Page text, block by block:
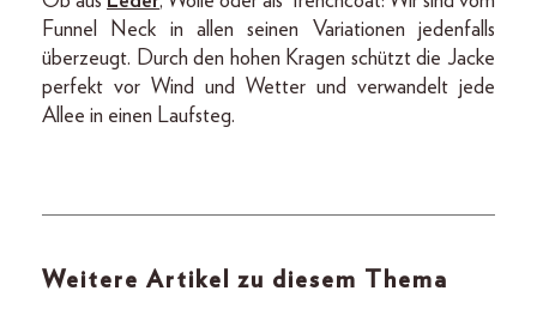
Funnel Neck in allen seinen Variationen jedenfalls
überzeugt. Durch den hohen Kragen schützt die Jacke
perfekt vor Wind und Wetter und verwandelt jede
Allee in einen Laufsteg.
Weitere Artikel zu diesem Thema